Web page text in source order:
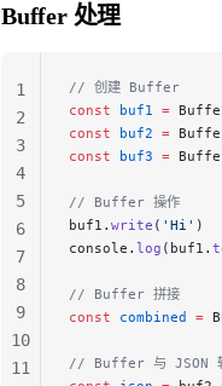
32
34
Buffer 处理
// 创建 Buffer
const buf1 =
const buf2 =
const buf3 =
// Buffer 操作
buf1. write ( 'Hi' )
console. log (buf1.
// Buffer 拼接
const combined =
// Buffer 与 JSON
1
2
3
4
5
6
7
8
9
10
11